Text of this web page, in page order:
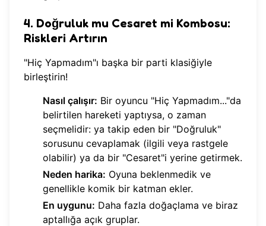
4. Doğruluk mu Cesaret mi Kombosu:
Riskleri Artırın
"Hiç Yapmadım"ı başka bir parti klasiğiyle
birleştirin!
Nasıl çalışır: Bir oyuncu "Hiç Yapmadım..."da
belirtilen hareketi yaptıysa, o zaman
seçmelidir: ya takip eden bir "Doğruluk"
sorusunu cevaplamak (ilgili veya rastgele
olabilir) ya da bir "Cesaret"i yerine getirmek.
Neden harika: Oyuna beklenmedik ve
genellikle komik bir katman ekler.
En uygunu: Daha fazla doğaçlama ve biraz
aptallığa açık gruplar.